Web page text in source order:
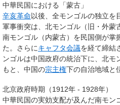
中華民国における「蒙古」
辛亥革命以後、全モンゴルの独立を
軍事衝突は、北モンゴル（旧・外蒙
南モンゴル（内蒙古）を民国側が掌
た。さらにキャフタ会議を経て締結
ンゴルは中国政府の統治下に、北
もと、中国の宗主権下の自治地域と
北京政府時期（1912年 - 1928年）
中華民国の実効支配が及んだ南モン